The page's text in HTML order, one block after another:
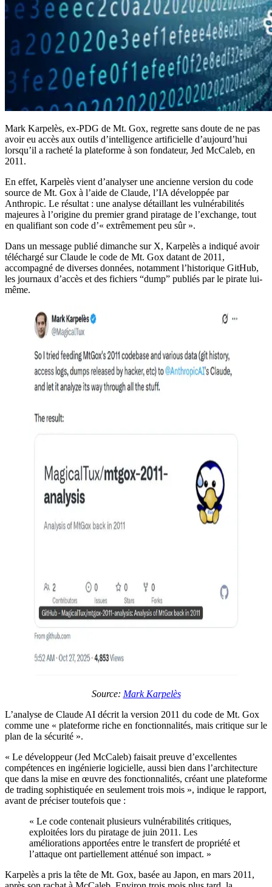
Mark Karpelès, ex-PDG de Mt. Gox, regrette sans doute de ne pas
avoir eu accès aux outils d’intelligence artificielle d’aujourd’hui
lorsqu’il a racheté la plateforme à son fondateur, Jed McCaleb, en
2011.
En effet, Karpelès vient d’analyser une ancienne version du code
source de Mt. Gox à l’aide de Claude, l’IA développée par
Anthropic. Le résultat : une analyse détaillant les vulnérabilités
majeures à l’origine du premier grand piratage de l’exchange, tout
en qualifiant son code d’« extrêmement peu sûr ».
Dans un message publié dimanche sur X, Karpelès a indiqué avoir
téléchargé sur Claude le code de Mt. Gox datant de 2011,
accompagné de diverses données, notamment l’historique GitHub,
les journaux d’accès et des fichiers “dump” publiés par le pirate lui-
même.
Source: Mark Karpelès
L’analyse de Claude AI décrit la version 2011 du code de Mt. Gox
comme une « plateforme riche en fonctionnalités, mais critique sur le
plan de la sécurité ».
« Le développeur (Jed McCaleb) faisait preuve d’excellentes
compétences en ingénierie logicielle, aussi bien dans l’architecture
que dans la mise en œuvre des fonctionnalités, créant une plateforme
de trading sophistiquée en seulement trois mois », indique le rapport,
avant de préciser toutefois que :
« Le code contenait plusieurs vulnérabilités critiques,
exploitées lors du piratage de juin 2011. Les
améliorations apportées entre le transfert de propriété et
l’attaque ont partiellement atténué son impact. »
Karpelès a pris la tête de Mt. Gox, basée au Japon, en mars 2011,